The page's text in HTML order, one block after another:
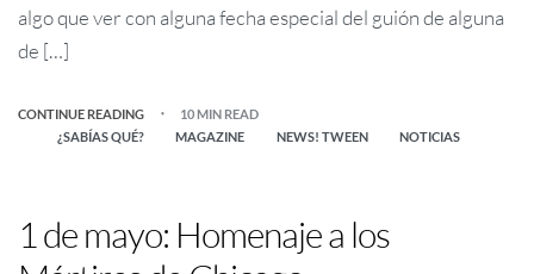
algo que ver con alguna fecha especial del guión de alguna
de […]
CONTINUE READING
10 MIN READ
¿SABÍAS QUÉ?
MAGAZINE NEWS! TWEEN NOTICIAS
1 de mayo: Homenaje a los